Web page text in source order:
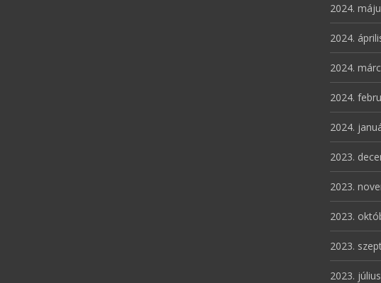
2024.
2024.
2024.
2024.
2024.
2023.
2023.
2023.
2023.
2023. július